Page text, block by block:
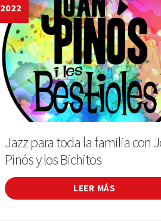
2022
Jazz para toda la familia con
Pinós y los Bichitos
LEER MÁS